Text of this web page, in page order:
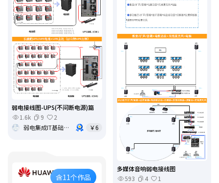
弱电接线图-UPS(不间断电源)篇
1.6k
9
2
弱电集成IT基础架构运维
￥6
多媒体音响弱电接线图
593
4
1
含11个作品